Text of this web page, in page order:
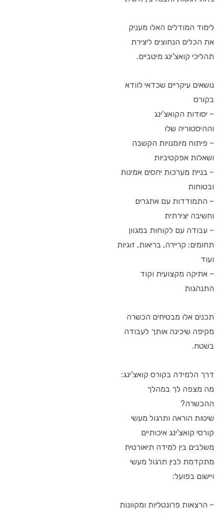
לימוד המודלים האלו מעניק
את הכלים הנחוצים ליצירת
תהליכי קואצ'ינג מיטביים.
נושאים עיקריים שכדאי לוודא
בקורס
– יסודות הקואצ'ינג
וההיסטוריה שלו
– פיתוח מיומנויות הקשבה
ושאלות אפקטיביות
– בניית מערכות יחסים אמינות
ובטוחות
– התמודדות עם אתגרים
וחשיבה יצירתית
– עבודה עם לקוחות במגוון
תחומים: קריירה, בריאות, זוגיות
ועוד
– אתיקה מקצועית וקוד
התנהגות
תכנים אלו מבטיחים הכשרה
מקיפה שיכינה אותך לעבודה
בשטח.
דרך הלמידה בקורס קואצ'ינג:
מה מצפה לך במהלך
ההכשרה?
שיטות הוראה ותרגול מעשי
קורסי קואצ'ינג איכותיים
משלבים בין למידה תיאורטית
מתקדמת לבין תרגול מעשי
ויישום בפועל:
– הרצאות פרונטליות ומקוונות